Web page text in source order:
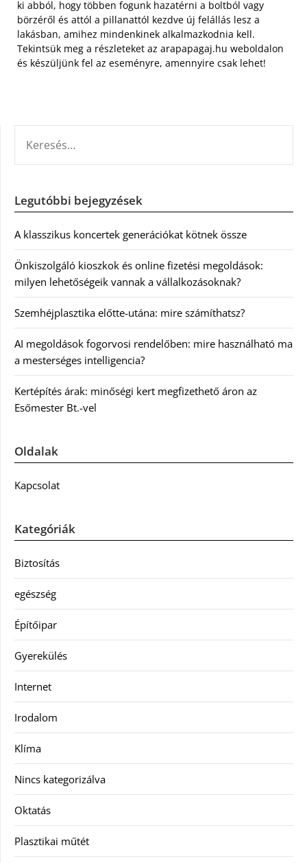
ki abból, hogy többen fogunk hazatérni a boltból vagy
börzéről és attól a pillanattól kezdve új felállás lesz a
lakásban, amihez mindenkinek alkalmazkodnia kell.
Tekintsük meg a részleteket az arapapagaj.hu weboldalon
és készüljünk fel az eseményre, amennyire csak lehet!
Legutóbbi bejegyzések
A klasszikus koncertek generációkat kötnek össze
Önkiszolgáló kioszkok és online fizetési megoldások:
milyen lehetőségeik vannak a vállalkozásoknak?
Szemhéjplasztika előtte-utána: mire számíthatsz?
AI megoldások fogorvosi rendelőben: mire használható ma
a mesterséges intelligencia?
Kertépítés árak: minőségi kert megfizethető áron az
Esőmester Bt.-vel
Oldalak
Kapcsolat
Kategóriák
Biztosítás
egészség
Építőipar
Gyerekülés
Internet
Irodalom
Klíma
Nincs kategorizálva
Oktatás
Plasztikai műtét